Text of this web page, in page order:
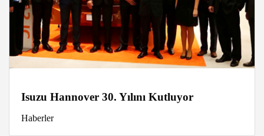
Isuzu Hannover 30. Yılını Kutluyor
Haberler